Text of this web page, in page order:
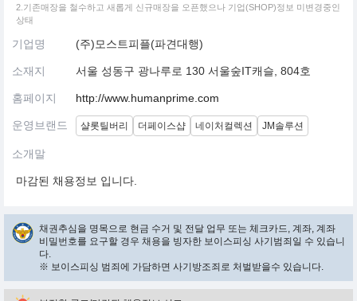
2.기존매장을 철수하고 새롭게 신규매장을 오픈했으나 기업(SHOP)정보 미변경중인
상태
기업명 (주)모스트피플(파견대행)
소재지 서울 성동구 광나루로 130 서울숲IT캐슬, 804호
홈페이지 http://www.humanprime.com
운영브랜드 샬롯틸버리 더페이스샵 네이처컬렉션 JM솔루션
소개말
마감된 채용정보 입니다.
채권추심을 명목으로 현금 수거 및 전달 업무 또는 체크카드, 계좌, 계좌
비밀번호를 요구할 경우 채용을 빙자한 보이스피싱 사기범죄일 수 있습니
다.
※ 보이스피싱 범죄에 가담하면 사기방조죄로 처벌받을수 있습니다.